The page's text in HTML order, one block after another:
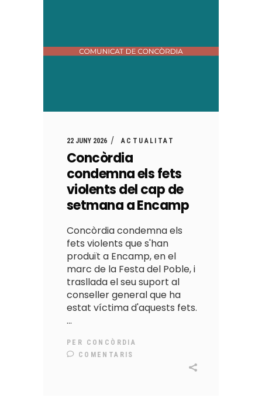
22 JUNY 2026 ACTUALITAT
Concòrdia
condemna els fets
violents del cap de
setmana a Encamp
Concòrdia condemna els
fets violents que s'han
produït a Encamp, en el
marc de la Festa del Poble, i
trasllada el seu suport al
conseller general que ha
estat víctima d'aquests fets.
PER CONCÒRDIA
COMENTARIS